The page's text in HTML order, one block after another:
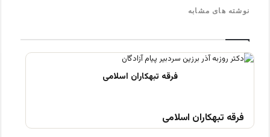
نوشته های مشابه
فرقه تبهکاران اسلامی